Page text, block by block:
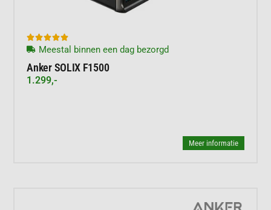

Meestal binnen een dag bezorgd
Anker SOLIX F1500
1.299,-
Meer informatie